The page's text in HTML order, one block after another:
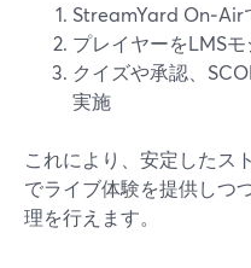
StreamYard On‑Air
プレイヤーをLMS
クイズや承認、
実施
これにより、安定したス
でライブ体験を提供しつ
理を行えます。